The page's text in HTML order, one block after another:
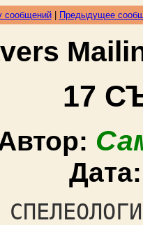
сообщений| Предыдущее
17